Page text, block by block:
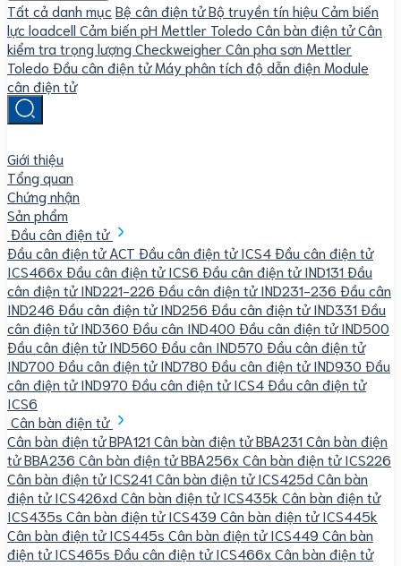
Tất cả danh mục Bệ cân điện tửBộ truyền tín hiệu Cảm biến
lực loadcell Cảm biến pH Mettler Toledo Cân bàn điện tửCân
kiểm tra trọng lượng CheckweigherCân pha sơn Mettler
Toledo Đầu cân điện tửMáy phân tích độ dẫn điện Module
cân điện tử
Giới thiệu
Tổng quan
Chứng nhận
Sản phẩm
Đầu cân điện tử
Đầu cân điện tử ACT Đầu cân điện tử ICS4Đầu cân điện tử
ICS466xĐầu cân điện tử ICS6 Đầu cân điện tử IND131Đầu
cân điện tử IND221-226 Đầu cân điện tử IND231-236 Đầu cân
IND246 Đầu cân điện tử IND256 Đầu cân điện tử IND331Đầu
cân điện tử IND360 Đầu cân IND400 Đầu cân điện tử IND500
Đầu cân điện tử IND560 Đầu cân IND570 Đầu cân điện tử
IND700 Đầu cân điện tử IND780 Đầu cân điện tử IND930 Đầu
cân điện tử IND970 Đầu cân điện tử ICS4Đầu cân điện tử
ICS6
Cân bàn điện tử
Cân bàn điện tử BPA121Cân bàn điện tử BBA231Cân bàn điện
tử BBA236 Cân bàn điện tử BBA256xCân bàn điện tử ICS226
Cân bàn điện tử ICS241Cân bàn điện tử ICS425d Cân bàn
điện tử ICS426xd Cân bàn điện tử ICS435k Cân bàn điện tử
ICS435s Cân bàn điện tử ICS439 Cân bàn điện tử ICS445k
Cân bàn điện tử ICS445s Cân bàn điện tử ICS449 Cân bàn
điện tử ICS465s Đầu cân điện tử ICS466xCân bàn điện tử